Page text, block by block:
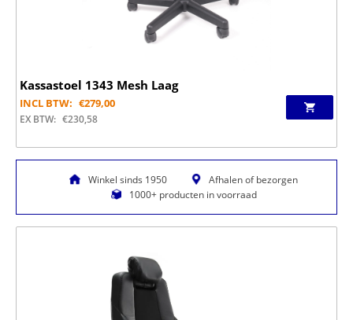
Kassastoel 1343 Mesh Laag
INCL BTW: €279,00
EX BTW: €230,58
Winkel sinds 1950
Afhalen of bezorgen
1000+ producten in voorraad